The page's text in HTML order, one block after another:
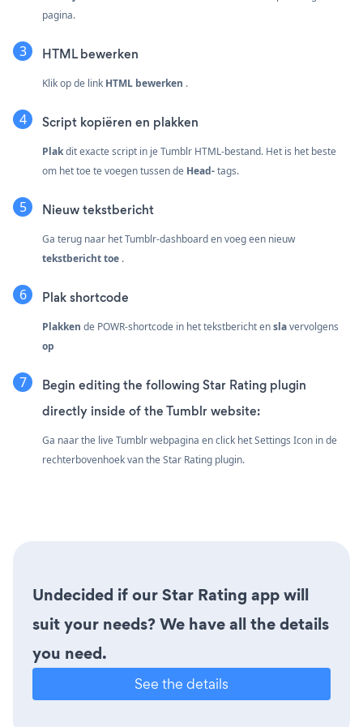
pagina.
HTML bewerken
Klik op de link HTML bewerken .
Script kopiëren en plakken
Plakdit exacte script in je Tumblr HTML-bestand. Het is het beste
om het toe te voegen tussen de Head-tags.
Nieuw tekstbericht
Ga terug naar het Tumblr-dashboard en voeg een nieuw
tekstbericht toe .
Plak shortcode
Plakken de POWR-shortcode in het tekstbericht enslavervolgens
op
Begin editing the following Star Rating plugin
directly inside of the Tumblr website:
Ga naar the live Tumblr webpagina en click het Settings Icon in de
rechterbovenhoek van the Star Rating plugin.
Undecided if our Star Rating app will
suit your needs? We have all the details
you need.
See the details